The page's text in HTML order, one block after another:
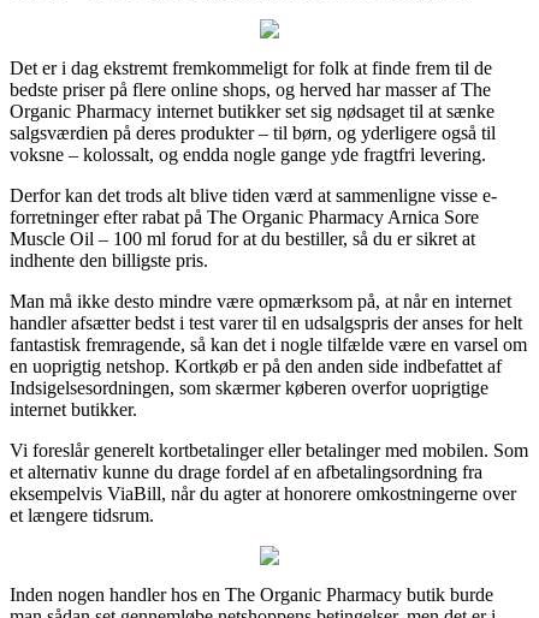
Det er i dag ekstremt fremkommeligt for folk at finde frem til de
bedste priser på flere online shops, og herved har masser af The
Organic Pharmacy internet butikker set sig nødsaget til at sænke
salgsværdien på deres produkter – til børn, og yderligere også til
voksne – kolossalt, og endda nogle gange yde fragtfri levering.
Derfor kan det trods alt blive tiden værd at sammenligne visse e-
forretninger efter rabat på The Organic Pharmacy Arnica Sore
Muscle Oil – 100 ml forud for at du bestiller, så du er sikret at
indhente den billigste pris.
Man må ikke desto mindre være opmærksom på, at når en internet
handler afsætter bedst i test varer til en udsalgspris der anses for helt
fantastisk fremragende, så kan det i nogle tilfælde være en varsel om
en uoprigtig netshop. Kortkøb er på den anden side indbefattet af
Indsigelsesordningen, som skærmer køberen overfor uoprigtige
internet butikker.
Vi foreslår generelt kortbetalinger eller betalinger med mobilen. Som
et alternativ kunne du drage fordel af en afbetalingsordning fra
eksempelvis ViaBill, når du agter at honorere omkostningerne over
et længere tidsrum.
Inden nogen handler hos en The Organic Pharmacy butik burde